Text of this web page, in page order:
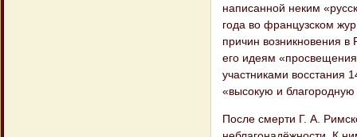
написанной неким
года во французском
причин возникновения в
его идеям
участниками восстания
«высокую и
После смерти Г. А.